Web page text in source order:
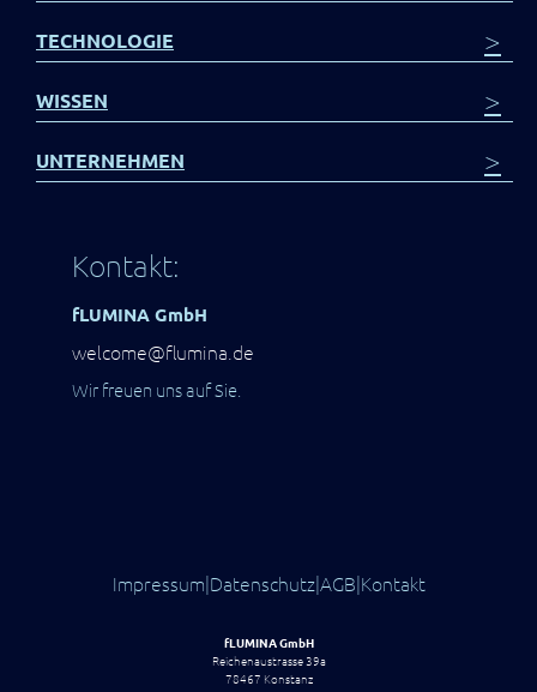
TECHNOLOGIE >
WISSEN >
UNTERNEHMEN >
Kontakt:
fLUMINA GmbH
welcome@flumina.de
Wir freuen uns auf Sie.
Impressum|Datenschutz|AGB|Kontakt
fLUMINA GmbH
Reichenaustrasse 39a
78467 Konstanz